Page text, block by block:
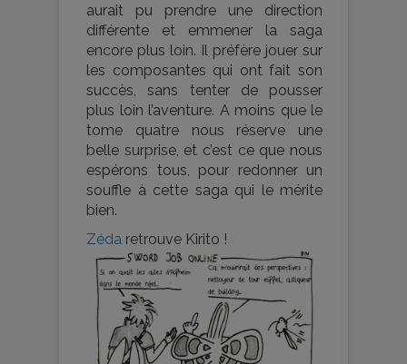
aurait pu prendre une direction
différente et emmener la saga
encore plus loin. Il préfère jouer sur
les composantes qui ont fait son
succès, sans tenter de pousser
plus loin l’aventure. A moins que le
tome quatre nous réserve une
belle surprise, et c’est ce que nous
espérons tous, pour redonner un
souffle à cette saga qui le mérite
bien.
Zéda retrouve Kirito !